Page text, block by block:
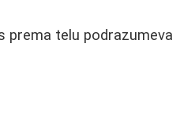
prema telu podrazumeva